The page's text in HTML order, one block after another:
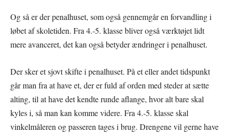
Og så er der penalhuset, som også gennemgår en forvandling i
løbet af skoletiden. Fra 4.-5. klasse bliver også værktøjet lidt
mere avanceret, det kan også betyder ændringer i penalhuset.
Der sker et sjovt skifte i penalhuset. På et eller andet tidspunkt
går man fra at have et, der er fuld af orden med steder at sætte
alting, til at have det kendte runde aflange, hvor alt bare skal
kyles i, så man kan komme videre. Fra 4.-5. klasse skal
vinkelmåleren og passeren tages i brug. Drengene vil gerne have